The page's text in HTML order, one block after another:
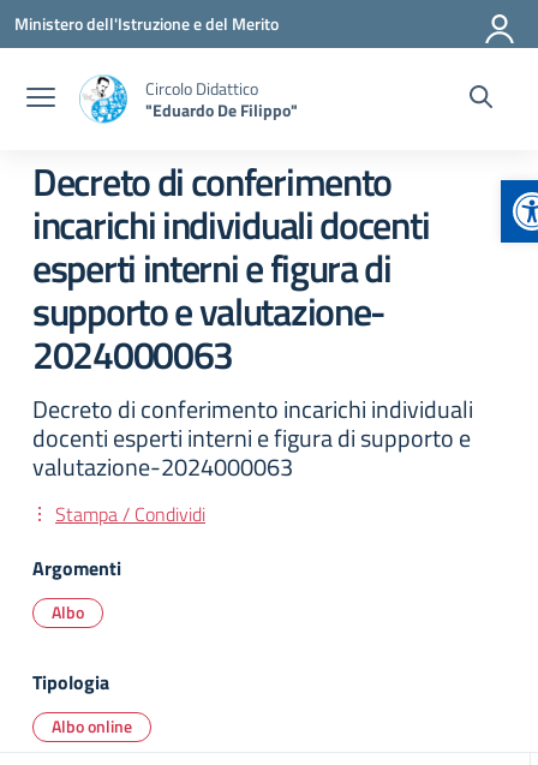
Vai ai contenuti
Vai al menu di navigazione
Vai al footer
Ministero dell'Istruzione e del Merito
Circolo Didattico
"Eduardo De Filippo"
Decreto di conferimento
incarichi individuali docenti
esperti interni e figura di
supporto e valutazione-
2024000063
Decreto di conferimento incarichi individuali
docenti esperti interni e figura di supporto e
valutazione-2024000063
Stampa / Condividi
Argomenti
Albo
Tipologia
Albo online